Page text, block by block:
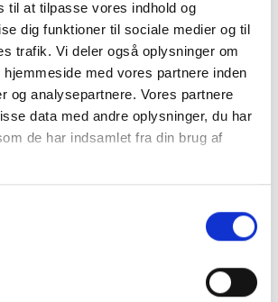
til at tilpasse vores indhold og
dig funktioner til sociale medier og til
trafik. Vi deler også oplysninger om
med vores partnere inden
og analysepartnere. Vores partnere
data med andre oplysninger, du har
de har indsamlet fra din brug af
hvorvidt en ejendom skal
boligbyggeri eller erhverv. Da
i den nye ejendomsvurderingslov
på almene boliger, så er det vigtigt,
gør Skatteforvaltningen
Dette kan f.eks. ske i forbindelse
opfører byggeri i samarbejde med
også oplyse skatteforvaltningen om,
til alment boligbyggeri. Herefter
skule tage hensyn til dette ved